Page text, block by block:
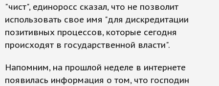
"чист", единоросс сказал, что не позволит
использовать свое имя "для дискредитации
позитивных процессов, которые сегодня
происходят в государственной власти".
Напомним, на прошлой неделе в интернете
появилась информация о том, что господин